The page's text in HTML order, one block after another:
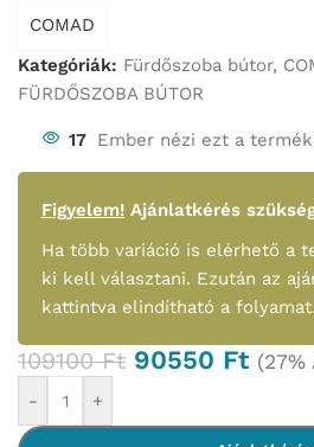
COMAD
Kategóriák: Fürdőszoba bútor,
FÜRDŐSZOBA BÚTOR
17 Ember nézi ezt a
Figyelem! Ajánlatkérés
Ha több variáció is elérhető a
ki kell választani. Ezután az
kattintva elindítható a folyamat.
109100Ft 90550 Ft
- +